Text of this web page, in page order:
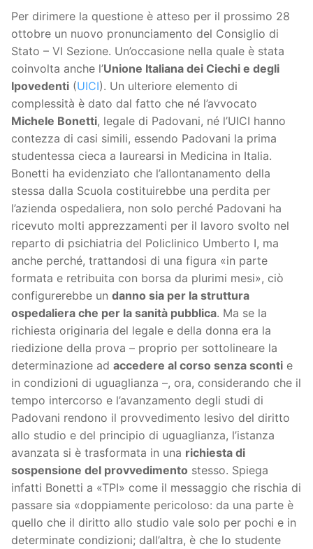
Per dirimere la questione è atteso per il prossimo 28
ottobre un nuovo pronunciamento del Consiglio di
Stato – VI Sezione. Un’occasione nella quale è stata
coinvolta anche l’Unione Italiana dei Ciechi e degli
Ipovedenti (UICI). Un ulteriore elemento di
complessità è dato dal fatto che né l’avvocato
Michele Bonetti, legale di Padovani, né l’UICI hanno
contezza di casi simili, essendo Padovani la prima
studentessa cieca a laurearsi in Medicina in Italia.
Bonetti ha evidenziato che l’allontanamento della
stessa dalla Scuola costituirebbe una perdita per
l’azienda ospedaliera, non solo perché Padovani ha
ricevuto molti apprezzamenti per il lavoro svolto nel
reparto di psichiatria del Policlinico Umberto I, ma
anche perché, trattandosi di una figura «in parte
formata e retribuita con borsa da plurimi mesi», ciò
configurerebbe un danno sia per la struttura
ospedaliera che per la sanità pubblica. Ma se la
richiesta originaria del legale e della donna era la
riedizione della prova – proprio per sottolineare la
determinazione ad accedere al corso senza sconti e
in condizioni di uguaglianza –, ora, considerando che il
tempo intercorso e l’avanzamento degli studi di
Padovani rendono il provvedimento lesivo del diritto
allo studio e del principio di uguaglianza, l’istanza
avanzata si è trasformata in una richiesta di
sospensione del provvedimento stesso. Spiega
infatti Bonetti a «TPI» come il messaggio che rischia di
passare sia «doppiamente pericoloso: da una parte è
quello che il diritto allo studio vale solo per pochi e in
determinate condizioni; dall’altra, è che lo studente